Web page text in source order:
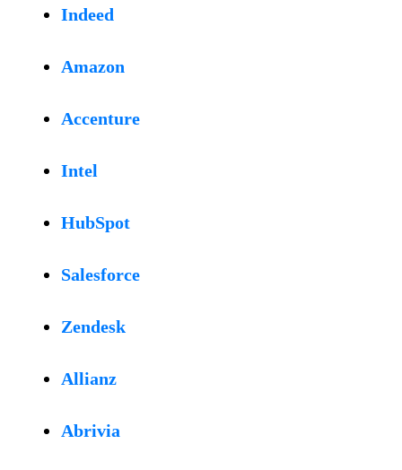
Indeed
Amazon
Accenture
Intel
HubSpot
Salesforce
Zendesk
Allianz
Abrivia